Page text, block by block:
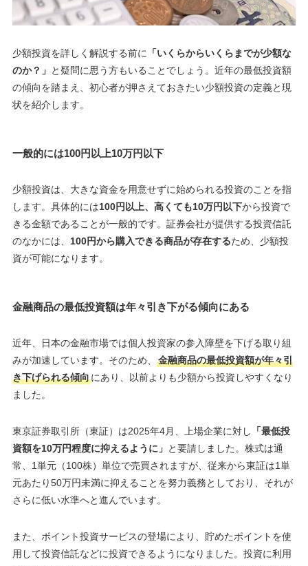
少額投資を詳しく解説する前に 「いくらからいくらまでが少額な
のか？」 と疑問に思う方もいることでしょう。近年の最低投資額
の傾向を踏まえ、初心者が押さえておきたい少額投資の定義と現
状を紹介します。
一般的には100円以上10万円以下
少額投資は、大きな資金を用意せずに始められる投資のことを指
します。具体的には100円以上、高くても10万円以下から投資で
きる金額であることが一般的です。証券会社が提供する投資信託
のなかには、 100円から購入できる商品が存在するため、少額投
資が可能になります。
金融商品の最低投資額は年々引き下がる傾向にある
近年、日本の金融市場では個人投資家の参入障壁を下げる取り組
みが加速しています。そのため、
金融商品の最低投資額が年々引
き下げられる傾向にあり、以前よりも少額から投資しやすくなり
ました。
東京証券取引所（東証）は2025年4月、上場企業に対し
「最低投
資額を10万円程度に抑えるように」 と要請しました。株式は通
常、1単元（100株）単位で売買されますが、従来から東証は1単
元あたり50万円未満に抑えることを努力義務としており、それが
さらに低い水準へと進んでいます。
また、ポイント投資サービスの登場により、貯めたポイントを使
用して投資信託などに投資できるようになりました。投資に利用